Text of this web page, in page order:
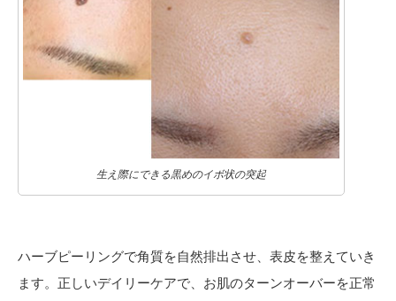
生え際にできる黒めのイボ状の突起
ハーブピーリングで角質を自然排出させ、表皮を整えていき
ます。正しいデイリーケアで、お肌のターンオーバーを正常